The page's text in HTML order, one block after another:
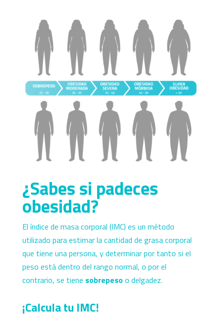
¿Sabes si padeces
obesidad?
El índice de masa corporal (IMC) es un método
utilizado para estimar la cantidad de grasa corporal
que tiene una persona, y determinar por tanto si el
peso está dentro del rango normal, o por el
contrario, se tiene sobrepesoo delgadez.
¡Calcula tu IMC!